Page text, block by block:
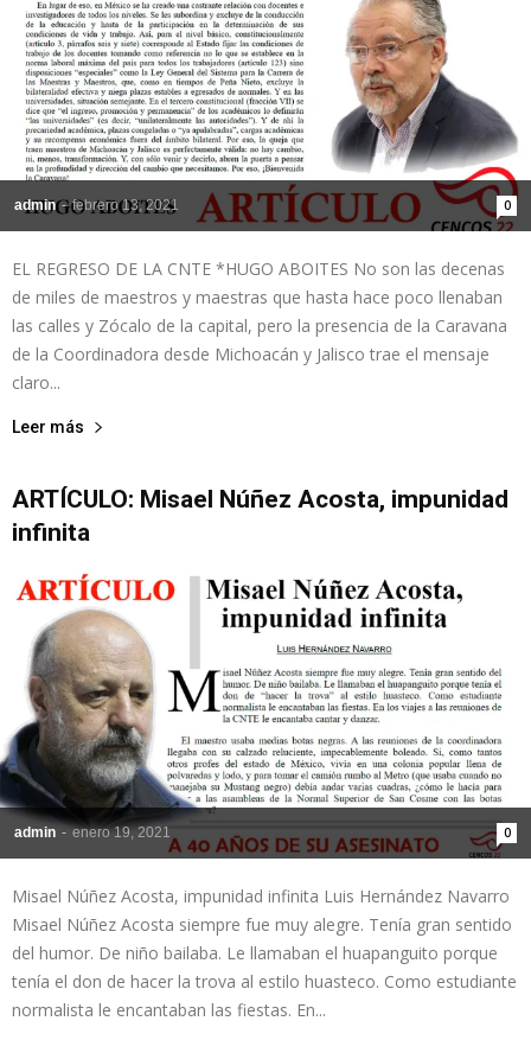
admin - febrero 13, 2021 0
EL REGRESO DE LA CNTE *HUGO ABOITES No son las decenas
de miles de maestros y maestras que hasta hace poco llenaban
las calles y Zócalo de la capital, pero la presencia de la Caravana
de la Coordinadora desde Michoacán y Jalisco trae el mensaje
claro...
Leer más
ARTÍCULO: Misael Núñez Acosta, impunidad
infinita
admin - enero 19, 2021 0
Misael Núñez Acosta, impunidad infinita Luis Hernández Navarro
Misael Núñez Acosta siempre fue muy alegre. Tenía gran sentido
del humor. De niño bailaba. Le llamaban el huapanguito porque
tenía el don de hacer la trova al estilo huasteco. Como estudiante
normalista le encantaban las fiestas. En...